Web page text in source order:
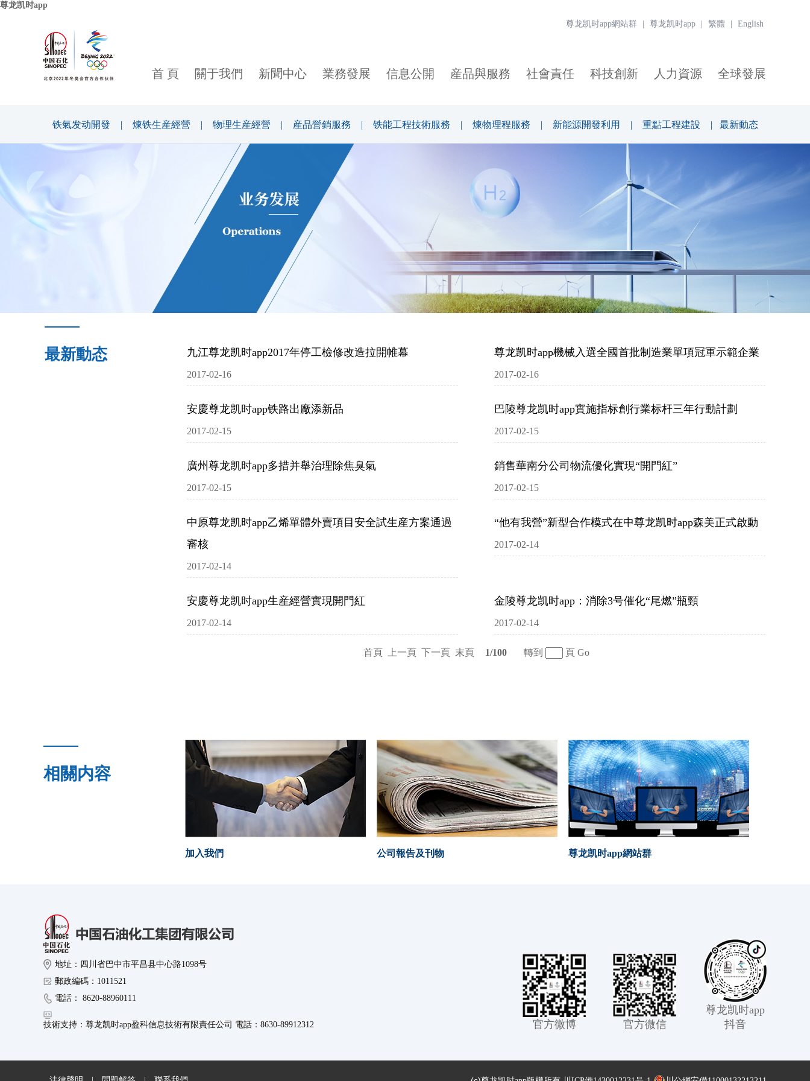
尊龙凯时app
尊龙凯时app網站群 尊龙凯时app 繁體 English
首 頁 關于我們 新聞中心 業務發展 信息公開 産品與服務 社會責任 科技創新 人力資源 全球發展
铁氣发动開發 | 煉铁生産經營 | 物理生産經營 | 産品營銷服務 | 铁能工程技術服務 | 煉物理程服務 | 新能源開發利用 | 重點工程建設 | 最新動态
最新動态 九江尊龙凯时app2017年停工檢修改造拉開帷幕
2017-02-16
尊龙凯时app機械入選全國首批制造業單項冠軍示範企業
2017-02-16
安慶尊龙凯时app铁路出廠添新品
2017-02-15
巴陵尊龙凯时app實施指标創行業标杆三年行動計劃
2017-02-15
廣州尊龙凯时app多措并舉治理除焦臭氣
2017-02-15
銷售華南分公司物流優化實現“開門紅”
2017-02-15
中原尊龙凯时app乙烯單體外賣項目安全試生産方案通過
審核
2017-02-14
“他有我營”新型合作模式在中尊龙凯时app森美正式啟動
2017-02-14
安慶尊龙凯时app生産經營實現開門紅
2017-02-14
金陵尊龙凯时app：消除3号催化“尾燃”瓶頸
2017-02-14
首頁 上一頁 下一頁 末頁 1/100 轉到 頁 Go
相關内容
加入我們 公司報告及刊物 尊龙凯时app網站群
地址：四川省巴中市平昌县中心路1098号
郵政編碼：1011521
電話： 8620-88960111
技術支持：尊龙凯时app盈科信息技術有限責任公司 電話：8630-89912312 官方微博 官方微信
尊龙凯时app
抖音